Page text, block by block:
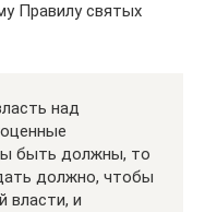
Правилу святых
над
быть должны, то
должно, чтобы
власти, и